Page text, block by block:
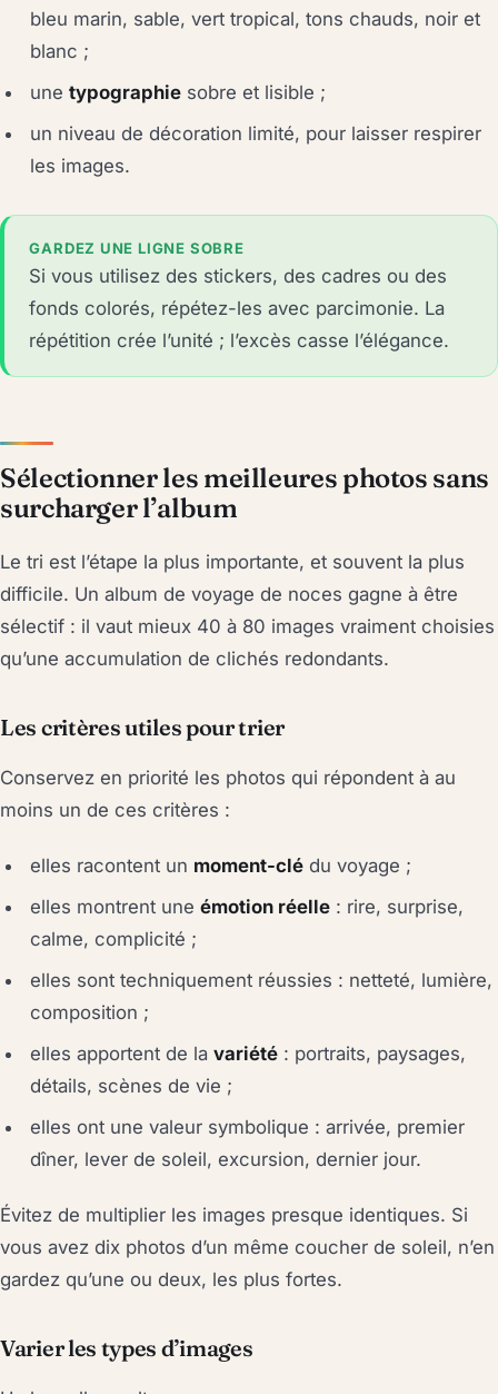
bleu marin, sable, vert tropical, tons chauds, noir et
blanc ;
unetypographie sobre et lisible ;
un niveau de décoration limité, pour laisser respirer
les images.
GARDEZ UNE LIGNE SOBRE
Si vous utilisez des stickers, des cadres ou des
fonds colorés, répétez-les avec parcimonie. La
répétition crée l’unité ; l’excès casse l’élégance.
Sélectionner les meilleures photos sans
surcharger l’album
Le tri est l’étape la plus importante, et souvent la plus
difficile. Un album de voyage de noces gagne à être
sélectif : il vaut mieux 40 à 80 images vraiment choisies
qu’une accumulation de clichés redondants.
Les critères utiles pour trier
Conservez en priorité les photos qui répondent à au
moins un de ces critères :
elles racontent un moment-clé du voyage ;
elles montrent uneémotion réelle : rire, surprise,
calme, complicité ;
elles sont techniquement réussies : netteté, lumière,
composition ;
elles apportent de lavariété : portraits, paysages,
détails, scènes de vie ;
elles ont une valeur symbolique : arrivée, premier
dîner, lever de soleil, excursion, dernier jour.
Évitez de multiplier les images presque identiques. Si
vous avez dix photos d’un même coucher de soleil, n’en
gardez qu’une ou deux, les plus fortes.
Varier les types d’images